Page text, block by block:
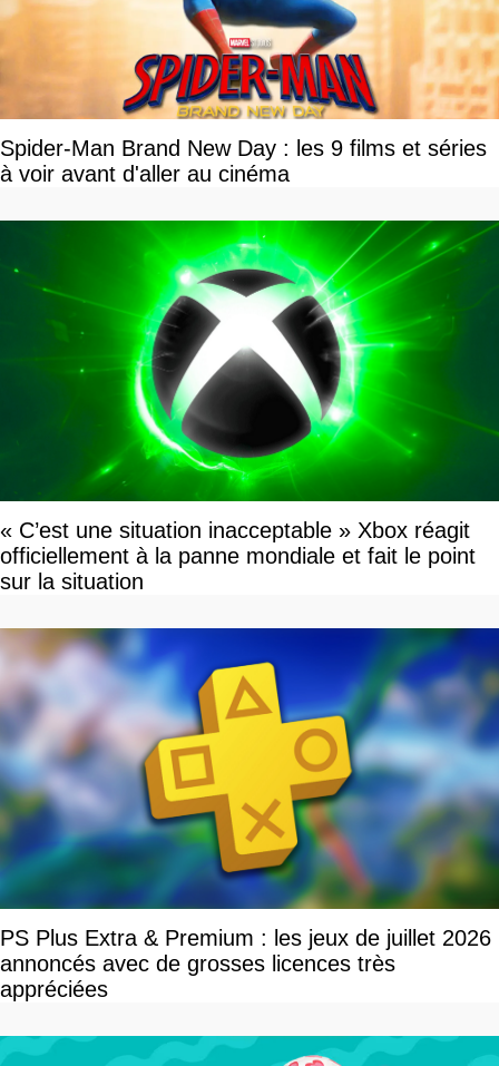
Spider-Man Brand New Day : les 9 films et séries
à voir avant d'aller au cinéma
« C’est une situation inacceptable » Xbox réagit
officiellement à la panne mondiale et fait le point
sur la situation
PS Plus Extra & Premium : les jeux de juillet 2026
annoncés avec de grosses licences très
appréciées